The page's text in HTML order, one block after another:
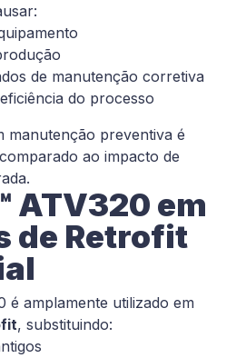
de manutenção corretiva
do processo
manutenção preventiva é
ao impacto de
ATV320 em
de Retrofit
é amplamente utilizado em
, substituindo: